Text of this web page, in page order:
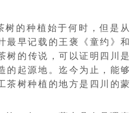
日，原国家质检总局批准
获得四川省著名商标称号。
，欧盟理事会将蒙山茶列入
标志名单。